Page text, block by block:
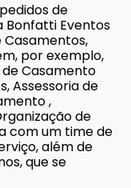
de
Bonfatti Eventos
por exemplo,
de Casamento
Assessoria de
,
de
com um time de
além de
que se